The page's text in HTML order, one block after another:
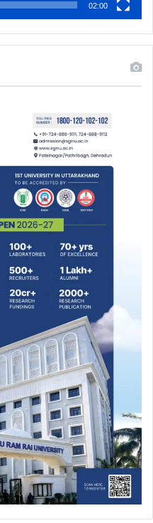
02:00